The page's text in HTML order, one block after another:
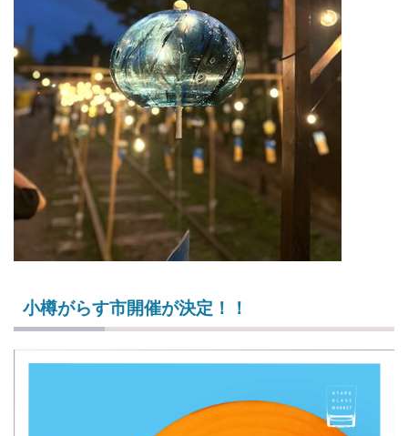
小樽がらす市開催が決定！！